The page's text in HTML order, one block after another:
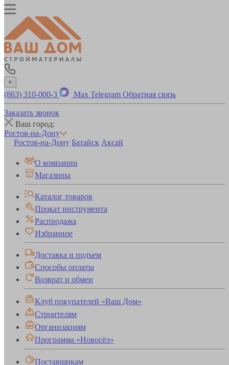
×
(863) 310-000-3 Max Telegram Обратная связь
Заказать звонок
Ваш город:
Ростов-на-Дону
Ростов-на-Дону Батайск Аксай
О компании
Магазины
Каталог товаров
Прокат инструмента
Распродажа
Избранное
Доставка и подъем
Способы оплаты
Возврат и обмен
Клуб покупателей «Ваш Дом»
Строителям
Организациям
Программа «Новосёл»
Поставщикам